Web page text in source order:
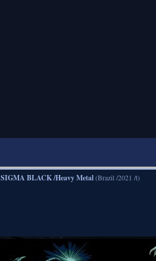
SIGMA BLACK /Heavy Metal(Brazil /2021 /t)